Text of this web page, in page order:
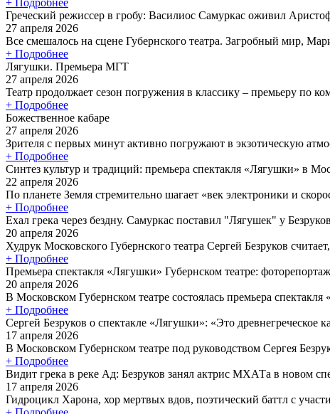
Греческий режиссер в гробу: Василиос Самуркас оживил
27 апреля 2026
Все смешалось на сцене Губернского театра. Загробный мир,
+ Подробнее
Лягушки. Премьера МГТ
27 апреля 2026
Театр продолжает сезон погружения в классику – премьеру по
+ Подробнее
Божественное кабаре
27 апреля 2026
Зрителя с первых минут активно погружают в экзотическую
+ Подробнее
Синтез культур и традиций: премьера спектакля «Лягушки» в
22 апреля 2026
По планете Земля стремительно шагает «век электроники и
+ Подробнее
Ехал грека через бездну. Самуркас поставил "Лягушек" у
20 апреля 2026
Худрук Московского Губернского театра Сергей Безруков
+ Подробнее
Премьера спектакля «Лягушки» Губернском театре: фоторепортаж
20 апреля 2026
В Московском Губернском театре состоялась премьера
+ Подробнее
Сергей Безруков о спектакле «Лягушки»: «Это древнегреческое
17 апреля 2026
В Московском Губернском театре под руководством Сергея
+ Подробнее
Видит грека в реке Ад: Безруков занял актрис МХАТа в новом
17 апреля 2026
Гидроцикл Харона, хор мертвых вдов, поэтический баттл с